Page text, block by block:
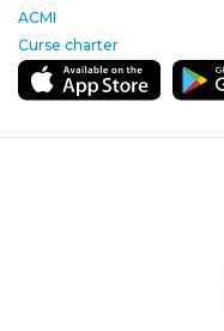
ACMI
Curse charter